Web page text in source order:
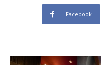
Facebook